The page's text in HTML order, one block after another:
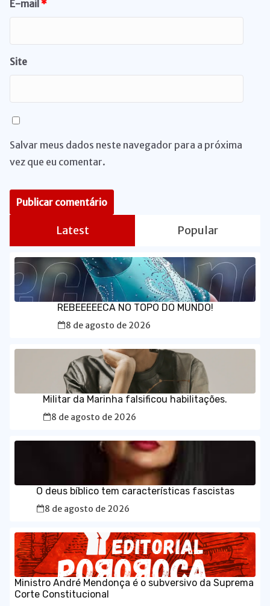
E-mail *
Site
Salvar meus dados neste navegador para a próxima
vez que eu comentar.
Latest Popular
REBEEEEECA NO TOPO DO MUNDO!
8 de agosto de 2026
Militar da Marinha falsificou habilitações.
8 de agosto de 2026
O deus bíblico tem características fascistas
8 de agosto de 2026
Ministro André Mendonça é o subversivo da Suprema
Corte Constitucional